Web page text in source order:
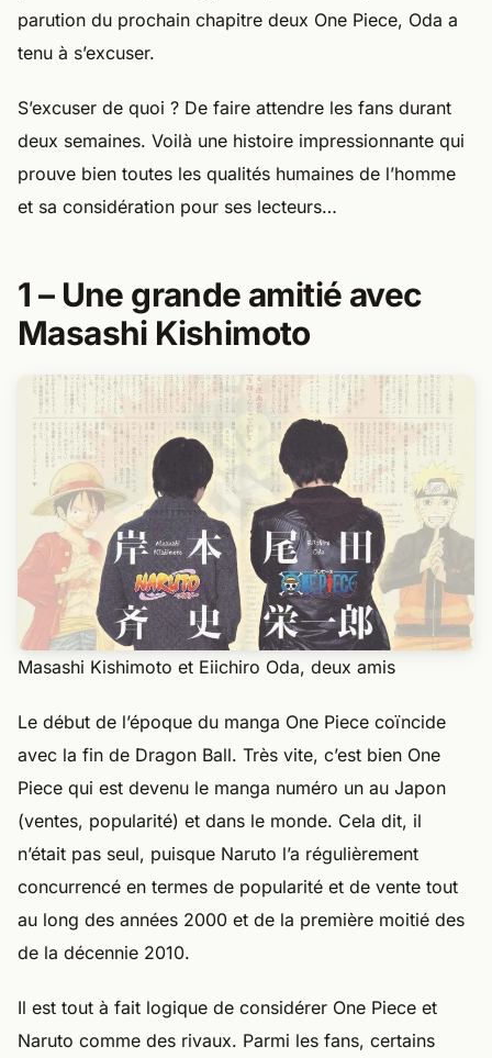
parution du prochain chapitre deux One Piece, Oda a
tenu à s’excuser.
S’excuser de quoi ? De faire attendre les fans durant
deux semaines. Voilà une histoire impressionnante qui
prouve bien toutes les qualités humaines de l’homme
et sa considération pour ses lecteurs…
1 – Une grande amitié avec
Masashi Kishimoto
Masashi Kishimoto et Eiichiro Oda, deux amis
Le début de l’époque du manga One Piece coïncide
avec la fin de Dragon Ball. Très vite, c’est bien One
Piece qui est devenu le manga numéro un au Japon
(ventes, popularité) et dans le monde. Cela dit, il
n’était pas seul, puisque Naruto l’a régulièrement
concurrencé en termes de popularité et de vente tout
au long des années 2000 et de la première moitié des
de la décennie 2010.
Il est tout à fait logique de considérer One Piece et
Naruto comme des rivaux. Parmi les fans, certains